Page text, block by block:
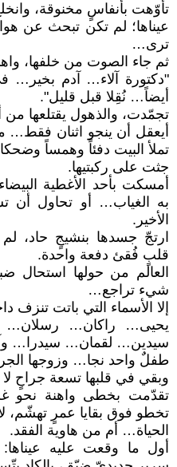
تأوّهت بأنفاسٍ مخنوقة،
عيناها؛ لم تكن تبحث عن
ترى…
ثم جاء الصوت من خلفها،
"دكتورة آلاء… آدم بخير…
أيضاً… نُقِلا قبل قليل".
تجمّدت، والذهول يقتلعها من
أيعقل أن ينجو اثنان
تملأ البيت دفئاً وهمساً
جثت على ركبتيها.
أمسكت بأحد الأغطية
به الغياب… أو تحاول أن
الأخير.
ارتجّ جسدها بنشيجٍ حاد،
قلبٍ فُقئ دفعة واحدة.
العالم من حولها استحال
شيء تراجع…
إلا الأسماء التي باتت تنزف
يحيى… راكان…
سيدين… لقمان… سيدرا…
طفلٌ واحد نجا… وزوجها
وبقي في قلبها تسعة جراحٍ
تقدّمت بخطى واهنة نحو
تخطو فوق بقايا عمرٍ تهشّم،
الحياة… أم من هاوية الفقد.
أول ما وقعت عليه